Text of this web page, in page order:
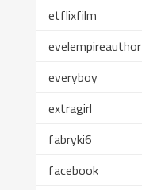
etflixfilm
evelempireauthor
everyboy
extragirl
fabryki6
facebook